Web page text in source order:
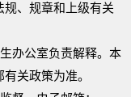
、规章和上级有关
办公室负责解释。本
关政策为准。